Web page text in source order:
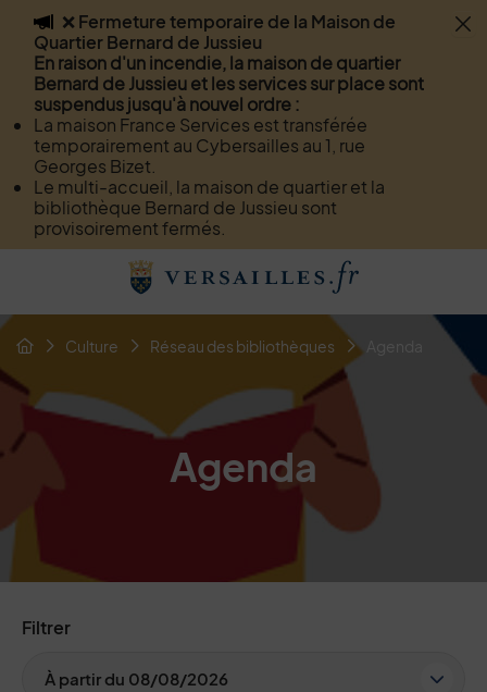
Flash info
❌ Fermeture temporaire de la Maison de
Quartier Bernard de Jussieu
En raison d'un incendie, la maison de quartier
Bernard de Jussieu et les services sur place sont
suspendus jusqu'à nouvel ordre :
La maison France Services est transférée
temporairement au Cybersailles au 1, rue
Georges Bizet.
Le multi-accueil, la maison de quartier et la
bibliothèque Bernard de Jussieu sont
provisoirement fermés.
Menu de raccourcis
Menu
Recherche
Page de contact
Contenu
Retour à l'accueil
Fil d'Arianne de la page
Page d'accueil du site
Culture Réseau des bibliothèques
Agenda
Filtrer
À partir du 08/08/2026